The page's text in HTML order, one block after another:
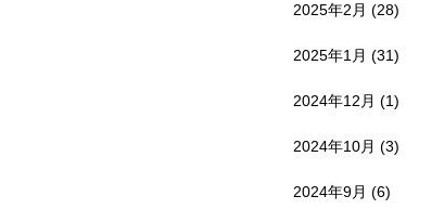
2025年2月 (28)
2025年1月 (31)
2024年12月 (1)
2024年10月 (3)
2024年9月 (6)